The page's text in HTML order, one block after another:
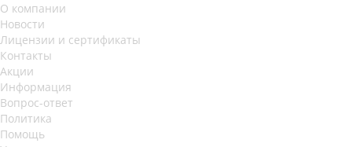
О компании
Новости
Лицензии и сертификаты
Контакты
Акции
Информация
Вопрос-ответ
Политика
Помощь